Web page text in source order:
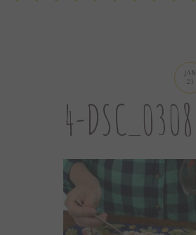
JAN
21
4-DSC_0308